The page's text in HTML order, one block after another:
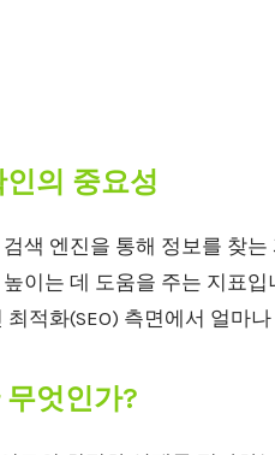
인의 중요성
색 엔진을 통해 정보를 찾
이는 데 도움을 주는 지표
최적화(SEO) 측면에서 얼마
무엇인가?